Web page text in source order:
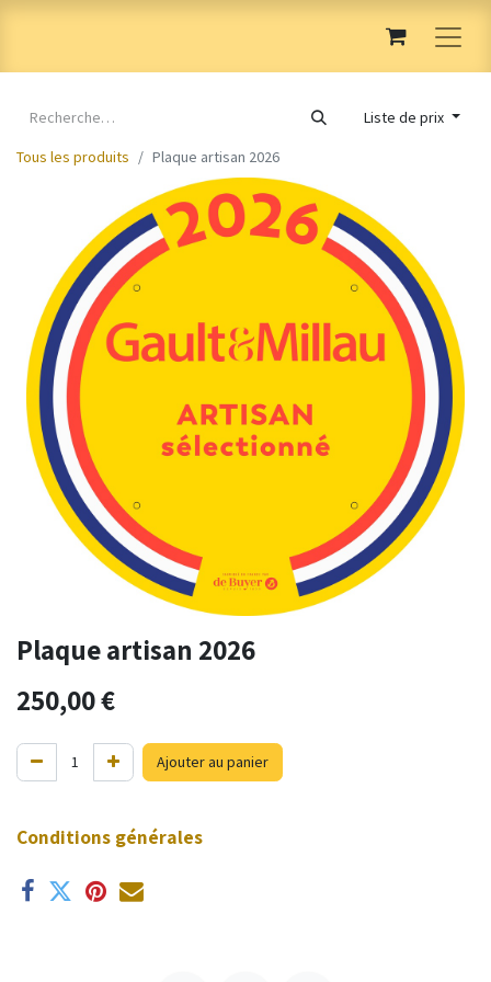
Liste de prix
Tous les produits
Plaque artisan 2026
Plaque artisan 2026
250,00€
Ajouter au panier
Conditions générales